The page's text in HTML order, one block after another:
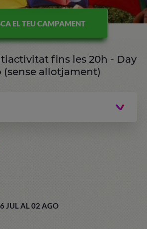
EL TEU CAMPAMENT
fins les 20h - Day
(sense allotjament)
JUL AL 02 AGO